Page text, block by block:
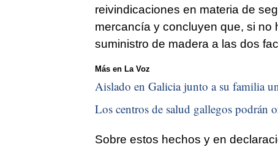
reivindicaciones en materia de
mercancía y concluyen que, si no
suministro de madera a las dos
Más en La Voz
Aislado en Galicia junto a su familia
Los centros de salud gallegos podrán
Sobre estos hechos y en